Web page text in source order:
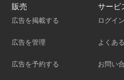
販売
広告を掲載する
広告を管理
広告を予約する
サービ
ログイン
よくあ
お問い